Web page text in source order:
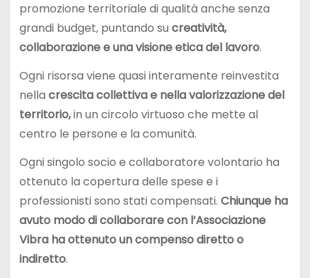
promozione territoriale di qualità anche senza
grandi budget, puntando su creatività,
collaborazione e una visione etica del lavoro.
Ogni risorsa viene quasi interamente reinvestita
nella crescita collettiva e nella valorizzazione del
territorio,in un circolo virtuoso che mette al
centro le persone e la comunità.
Ogni singolo socio e collaboratore volontario ha
ottenuto la copertura delle spese e i
professionisti sono stati compensati. Chiunque ha
avuto modo di collaborare con l’Associazione
Vibra ha ottenuto un compenso diretto o
indiretto.